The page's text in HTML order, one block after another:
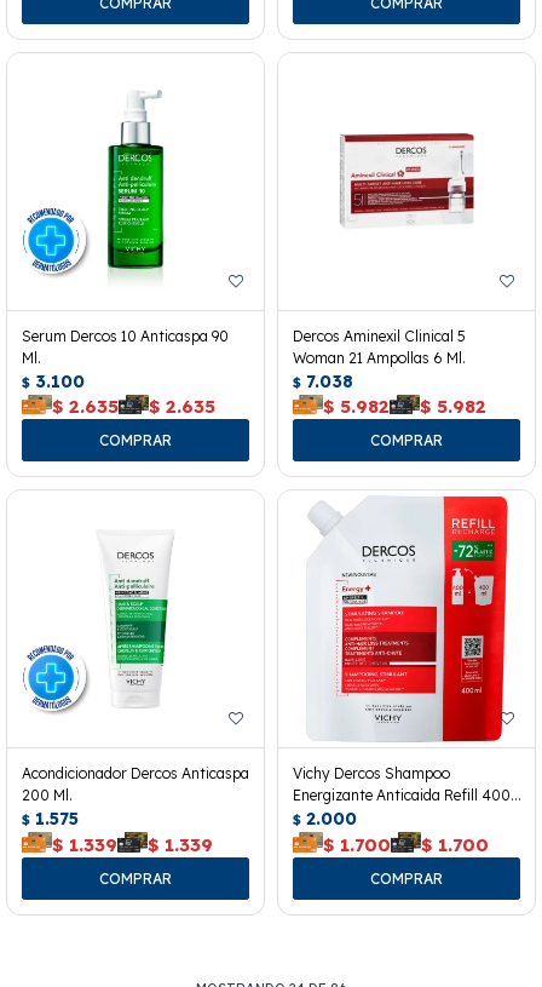
Serum Dercos 10 Anticaspa 90
Ml.
$ 3.100
$ 2.635 $ 2.635
Dercos Aminexil Clinical 5
Woman 21 Ampollas 6 Ml.
$ 7.038
$ 5.982 $ 5.982
Acondicionador Dercos Anticaspa
200 Ml.
$ 1.575
$ 1.339 $ 1.339
Vichy Dercos Shampoo
Energizante Anticaida Refill 400
Ml.
$ 2.000
$ 1.700 $ 1.700